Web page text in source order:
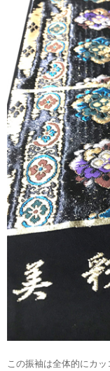
この振袖は全体的にカ